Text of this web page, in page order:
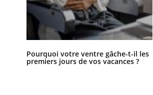
Pourquoi votre ventre gâche-t-il les
premiers jours de vos vacances ?